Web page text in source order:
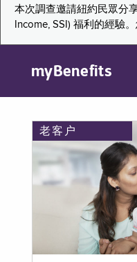
本次調查邀請紐約民眾分
Income, SSI) 福利的經驗
myBenefits
老客户